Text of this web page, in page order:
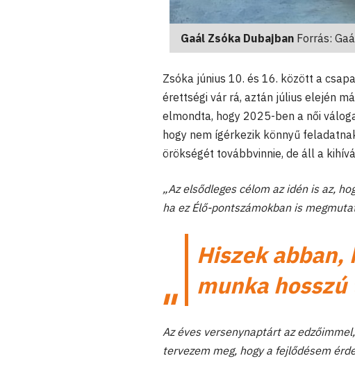
Gaál Zsóka Dubajban Forrás:
Zsóka június 10. és 16. között a
érettségi vár rá, aztán július elején
elmondta, hogy 2025-ben a női
hogy nem ígérkezik könnyű
örökségét továbbvinnie, de áll a
„Az elsődleges célom az idén is az,
ha ez Élő-pontszámokban is
Hiszek
munka
Az éves versenynaptárt az
tervezem meg, hogy a fejlődésem